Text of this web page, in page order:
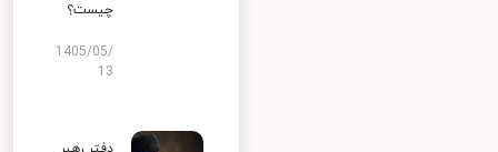
چیست؟
1405/05/
13